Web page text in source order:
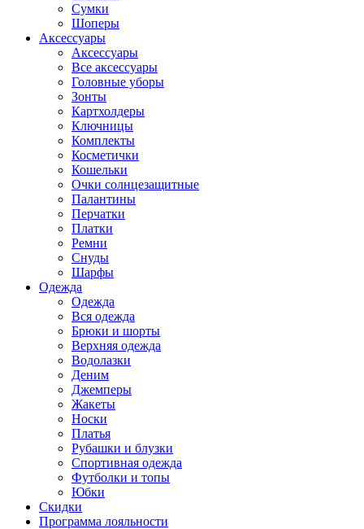
Сумки
Шоперы
Аксессуары
Аксессуары
Все аксессуары
Головные уборы
Зонты
Картхолдеры
Ключницы
Комплекты
Косметички
Кошельки
Очки солнцезащитные
Палантины
Перчатки
Платки
Ремни
Снуды
Шарфы
Одежда
Одежда
Вся одежда
Брюки и шорты
Верхняя одежда
Водолазки
Деним
Джемперы
Жакеты
Носки
Платья
Рубашки и блузки
Спортивная одежда
Футболки и топы
Юбки
Скидки
Программа лояльности